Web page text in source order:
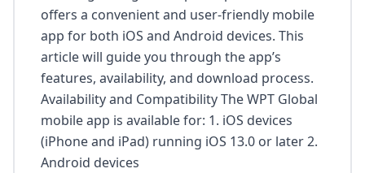
offers a convenient and user-friendly mobile
app for both iOS and Android devices. This
article will guide you through the app’s
features, availability, and download process.
Availability and Compatibility The WPT Global
mobile app is available for: 1. iOS devices
(iPhone and iPad) running iOS 13.0 or later 2.
Android devices